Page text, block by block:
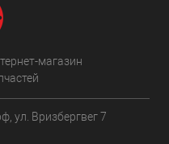
магазин
ул. Вризбергвег 7